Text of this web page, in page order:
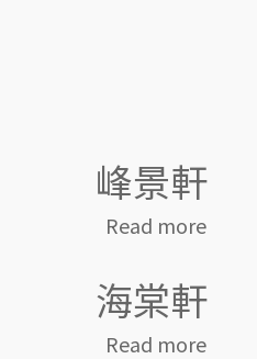
峰景軒
Read more
海棠軒
Read more